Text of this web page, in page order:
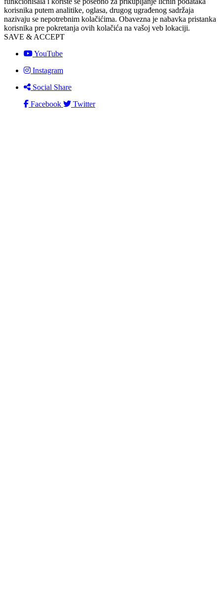
korisnika putem analitike, oglasa, drugog ugrađenog sadržaja
nazivaju se nepotrebnim kolačićima. Obavezna je nabavka pristanka
korisnika pre pokretanja ovih kolačića na vašoj veb lokaciji.
SAVE & ACCEPT
YouTube
Instagram
Social Share
Facebook
Twitter